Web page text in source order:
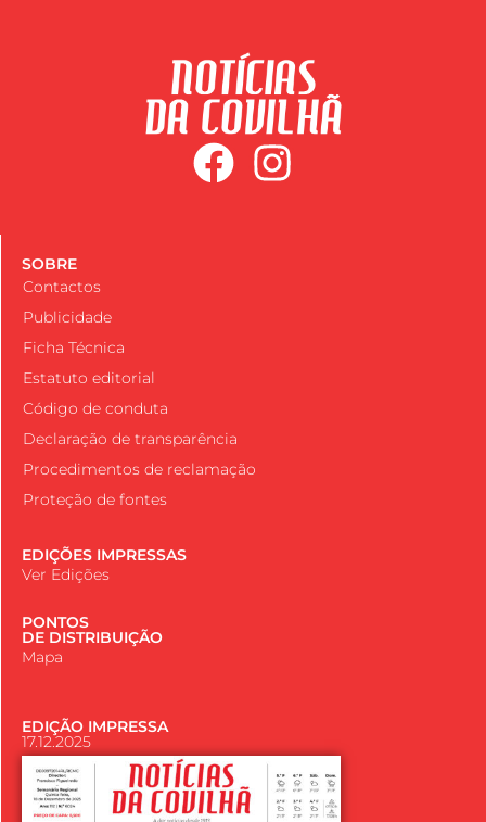
SOBRE
Contactos
Publicidade
Ficha Técnica
Estatuto editorial
Código de conduta
Declaração de transparência
Procedimentos de reclamação
Proteção de fontes
EDIÇÕES IMPRESSAS
Ver Edições
PONTOS
DE DISTRIBUIÇÃO
Mapa
EDIÇÃO IMPRESSA
17.12.2025